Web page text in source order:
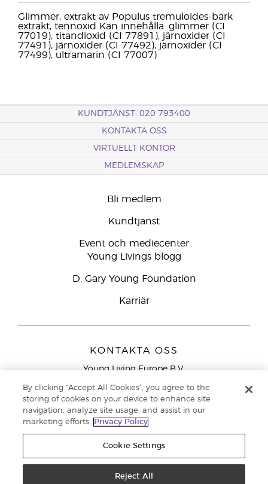
Glimmer, extrakt av Populus tremuloides-bark
extrakt, tennoxid Kan innehålla: glimmer (CI
77019), titandioxid (CI 77891), järnoxider (CI
77491), järnoxider (CI 77492), järnoxider (CI
77499), ultramarin (CI 77007)
KUNDTJÄNST: 020 793400
KONTAKTA OSS
VIRTUELLT KONTOR
MEDLEMSKAP
Bli medlem
Kundtjänst
Event och mediecenter
Young Livings blogg
D. Gary Young Foundation
Karriär
KONTAKTA OSS
Young Living Europe B.V.
9727 AJ Groningen
Nederländerna
Kundtjänst – Avgiftsfritt lokalsamtal (ej från
mobiltelefon):020 793400
Sekretess
By clicking “Accept All Cookies”, you agree to the
storing of cookies on your device to enhance site
navigation, analyze site usage, and assist in our
marketing efforts.
Privacy Policy
Cookie Settings
Reject All